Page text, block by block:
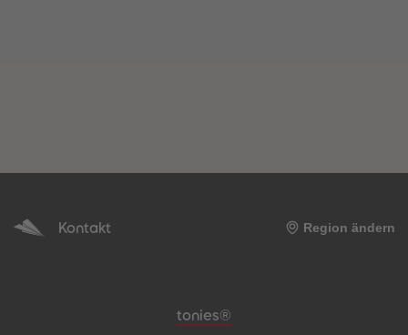
Kontakt Region ändern
Meta-Navigation Footer
tonies®